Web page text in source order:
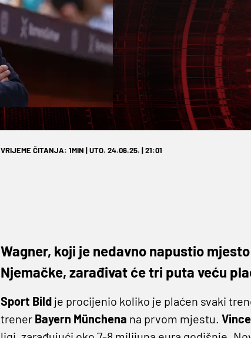
VRIJEME ČITANJA: 1MIN | UTO. 24.06.25. | 21:01
Wagner, koji je nedavno napustio
Njemačke, zarađivat će tri puta veću
Sport Bild je procijenio koliko je plaćen svaki
trener Bayern Münchena na prvom mjestu.